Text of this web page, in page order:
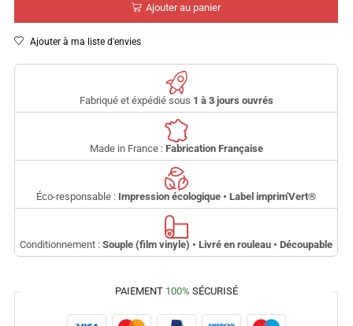
Ajouter au panier
Ajouter à ma liste d'envies
Fabriqué et éxpédié sous 1 à 3 jours ouvrés
Made in France : Fabrication Française
Éco-responsable : Impression écologique • Label imprim'Vert®
Conditionnement : Souple (film vinyle) • Livré en rouleau • Découpable
PAIEMENT 100% SÉCURISÉ